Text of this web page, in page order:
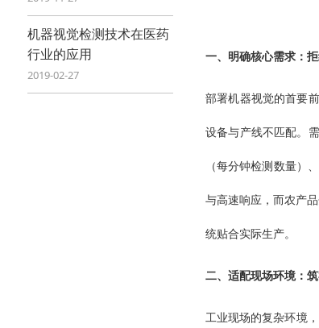
机器视觉检测技术在医药
行业的应用
2019-02-27
一、明确核心需求：
部署机器视觉的首要
设备与产线不匹配。
（每分钟检测数量）
与高速响应，而农产
统贴合实际生产。
二、适配现场环境：
工业现场的复杂环境